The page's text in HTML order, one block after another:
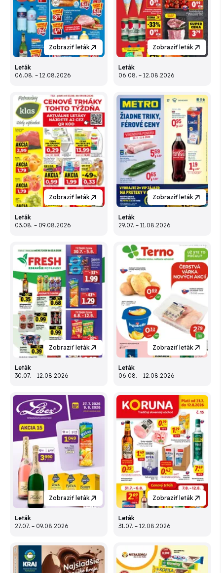
Zobraziť leták
Leták
06.08. – 12.08.2026
Zobraziť leták
Leták
06.08. – 12.08.2026
Zobraziť leták
Leták
03.08. – 09.08.2026
Zobraziť leták
Leták
29.07. – 11.08.2026
Zobraziť leták
Leták
30.07. – 12.08.2026
Zobraziť leták
Leták
06.08. – 12.08.2026
Zobraziť leták
Leták
27.07. – 09.08.2026
Zobraziť leták
Leták
31.07. – 12.08.2026